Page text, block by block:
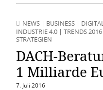
NEWS| BUSINESS|
INDUSTRIE 4.0| TRENDS 2016
STRATEGIEN
DACH-
1 Milliarde
7. Juli 2016